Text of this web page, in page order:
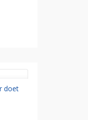
doet